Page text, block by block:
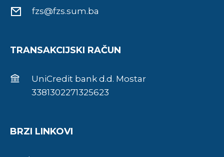
fzs@fzs.sum.ba
TRANSAKCIJSKI RAČUN
UniCredit bank d.d. Mostar
3381302271325623
BRZI LINKOVI